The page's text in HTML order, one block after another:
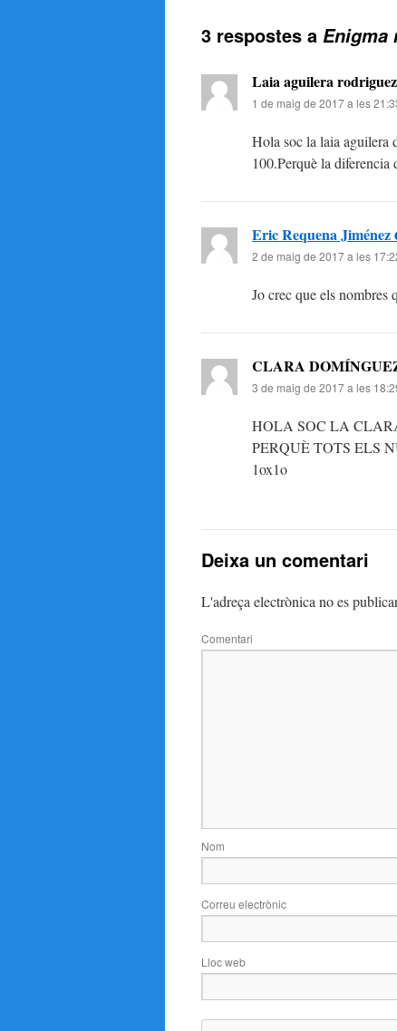
3 respostes a Enigma
Laia aguilera rodriguez
1 de maig de 2017 a les
Hola soc la laia aguilera
100.Perquè la diferencia
Eric Requena Jiménez
2 de maig de 2017 a les
Jo crec que els nombres
CLARA
3 de maig de 2017 a les
HOLA SOC LA
PERQUÈ TOTS ELS
1ox1o
Deixa un comentari
L'adreça electrònica no es
Comentari
Nom
Correu electrònic
Lloc web